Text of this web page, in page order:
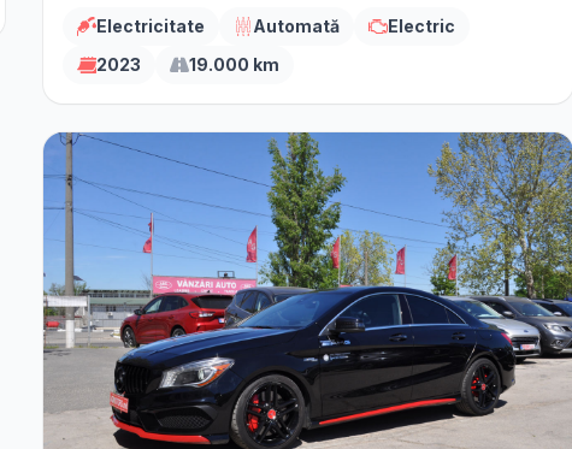
Electricitate Automată
Electric
2023
19.000 km